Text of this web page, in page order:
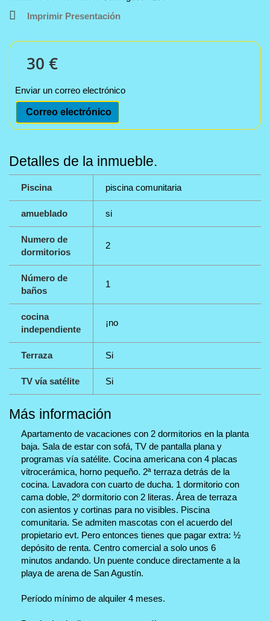
Imprimir Presentación
30 €
Enviar un correo electrónico
Correo electrónico
Detalles de la inmueble.
Piscina piscina comunitaria
amueblado si
Numero de
dormitorios
2
Número de
baños
1
cocina
independiente
¡no
Terraza Si
TV vía satélite Si
Más información
Apartamento de vacaciones con 2 dormitorios en la planta
baja. Sala de estar con sofá, TV de pantalla plana y
programas vía satélite. Cocina americana con 4 placas
vitrocerámica, horno pequeño. 2ª terraza detrás de la
cocina. Lavadora con cuarto de ducha. 1 dormitorio con
cama doble, 2º dormitorio con 2 literas. Área de terraza
con asientos y cortinas para no visibles. Piscina
comunitaria. Se admiten mascotas con el acuerdo del
propietario evt. Pero entonces tienes que pagar extra: ½
depósito de renta. Centro comercial a solo unos 6
minutos andando. Un puente conduce directamente a la
playa de arena de San Agustín.
Período mínimo de alquiler 4 meses.